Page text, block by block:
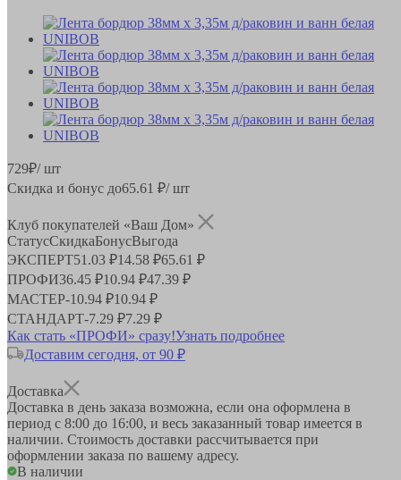
729₽/ шт
Скидка и бонус до65.61 ₽/ шт
Клуб покупателей «Ваш Дом»
СтатусСкидкаБонусВыгода
ЭКСПЕРТ51.03 ₽14.58 ₽65.61 ₽
ПРОФИ36.45 ₽10.94 ₽47.39 ₽
МАСТЕР-10.94 ₽10.94 ₽
СТАНДАРТ-7.29 ₽7.29 ₽
Как стать «ПРОФИ» сразу!Узнать подробнее
Доставим сегодня, от 90 ₽
Доставка
Доставка в день заказа возможна, если она оформлена в
период с 8:00 до 16:00, и весь заказанный товар имеется в
наличии. Стоимость доставки рассчитывается при
оформлении заказа по вашему адресу.
В наличии